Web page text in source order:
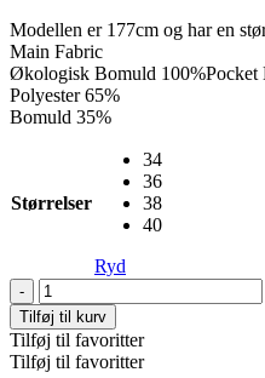
Modellen er 177cm og har en
Main Fabric
Økologisk Bomuld 100%Pocket
Polyester 65%
Bomuld 35%
Størrelser
34
36
38
40
Ryd
Nazan
Pants,
Light
Grey
Tilføj til kurv
Tilføj til favoritter
Tilføj til favoritter